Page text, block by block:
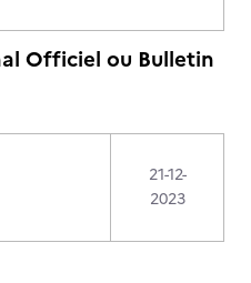
Officiel ou Bulletin
21-12-
2023